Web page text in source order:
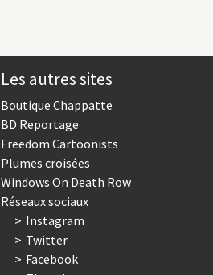
Les autres sites
Boutique Chappatte
BD Reportage
Freedom Cartoonists
Plumes croisées
Windows On Death Row
Réseaux sociaux
Instagram
Twitter
Facebook